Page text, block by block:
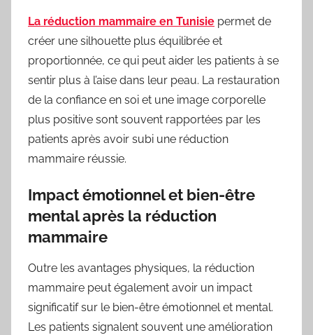
La réduction mammaire en Tunisie permet de
créer une silhouette plus équilibrée et
proportionnée, ce qui peut aider les patients à se
sentir plus à l’aise dans leur peau. La restauration
de la confiance en soi et une image corporelle
plus positive sont souvent rapportées par les
patients après avoir subi une réduction
mammaire réussie.
Impact émotionnel et bien-être
mental après la réduction
mammaire
Outre les avantages physiques, la réduction
mammaire peut également avoir un impact
significatif sur le bien-être émotionnel et mental.
Les patients signalent souvent une amélioration